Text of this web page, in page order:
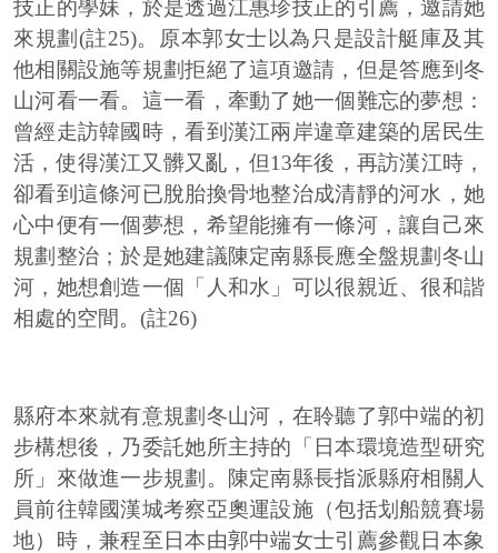
技正的學妹，於是透過江惠珍技正的引薦，邀請她
來規劃(註25)。原本郭女士以為只是設計艇庫及其
他相關設施等規劃拒絕了這項邀請，但是答應到冬
山河看一看。這一看，牽動了她一個難忘的夢想：
曾經走訪韓國時，看到漢江兩岸違章建築的居民生
活，使得漢江又髒又亂，但13年後，再訪漢江時，
卻看到這條河已脫胎換骨地整治成清靜的河水，她
心中便有一個夢想，希望能擁有一條河，讓自己來
規劃整治；於是她建議陳定南縣長應全盤規劃冬山
河，她想創造一個「人和水」可以很親近、很和諧
相處的空間。(註26)
縣府本來就有意規劃冬山河，在聆聽了郭中端的初
步構想後，乃委託她所主持的「日本環境造型研究
所」來做進一步規劃。陳定南縣長指派縣府相關人
員前往韓國漢城考察亞奧運設施（包括划船競賽場
地）時，兼程至日本由郭中端女士引薦參觀日本象